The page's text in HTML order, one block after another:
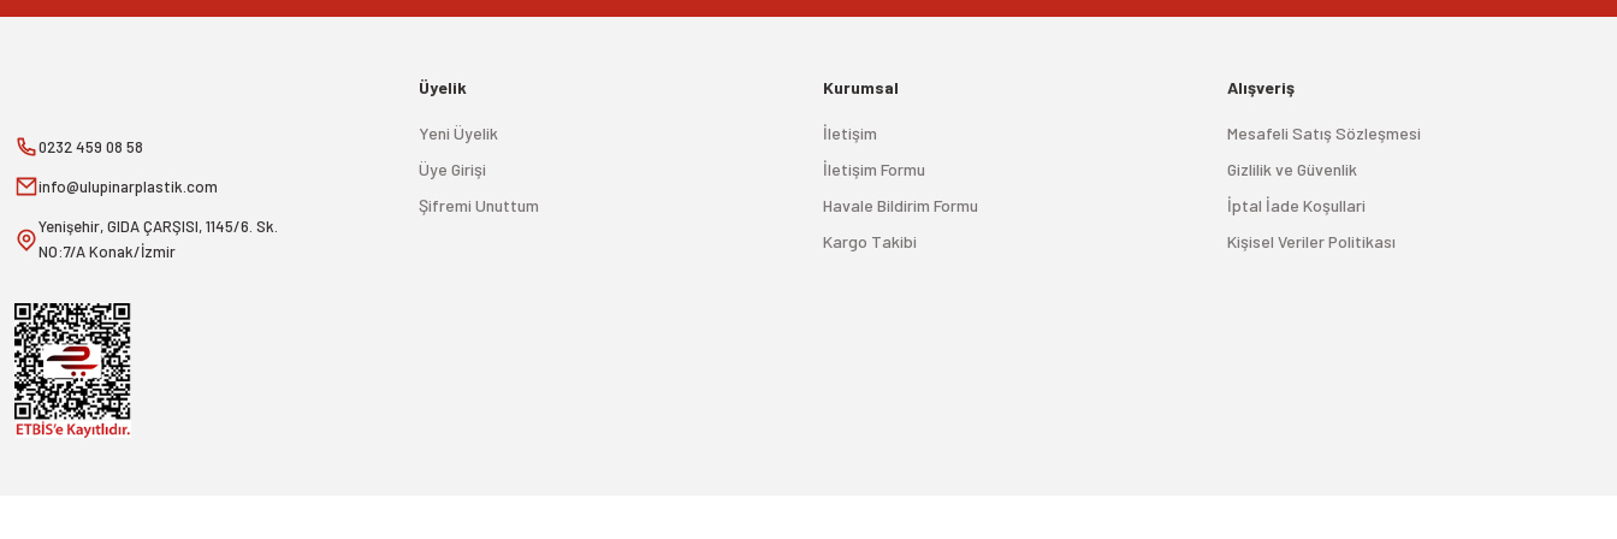
0232 459 08 58
info@ulupinarplastik.com
Yenişehir, GIDA ÇARŞISI, 1145/6. Sk.
NO:7/A Konak/İzmir
Üyelik
Yeni Üyelik
Üye Girişi
Şifremi Unuttum
Kurumsal
İletişim
İletişim Formu
Havale Bildirim Formu
Kargo Takibi
Alışveriş
Mesafeli Satış Sözleşmesi
Gizlilik ve Güvenlik
İptal İade Koşullari
Kişisel Veriler Politikası